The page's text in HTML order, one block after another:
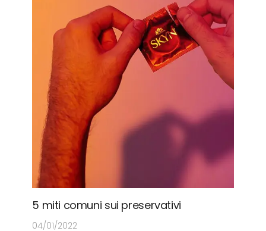
5 miti comuni sui preservativi
04/01/2022